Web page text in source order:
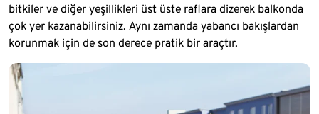
bitkiler ve diğer yeşillikleri üst üste raflara dizerek balkonda
çok yer kazanabilirsiniz. Aynı zamanda yabancı bakışlardan
korunmak için de son derece pratik bir araçtır.